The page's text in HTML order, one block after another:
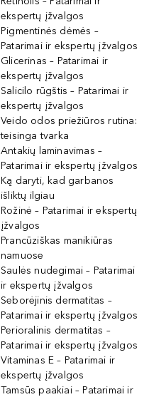
ekspertų įžvalgos
Pigmentinės dėmės –
Patarimai ir ekspertų įžvalgos
Glicerinas – Patarimai ir
ekspertų įžvalgos
Salicilo rūgštis – Patarimai ir
ekspertų įžvalgos
Veido odos priežiūros rutina:
teisinga tvarka
Antakių laminavimas –
Patarimai ir ekspertų įžvalgos
Ką daryti, kad garbanos
išliktų ilgiau
Rožinė – Patarimai ir ekspertų
įžvalgos
Prancūziškas manikiūras
namuose
Saulės nudegimai – Patarimai
ir ekspertų įžvalgos
Seborėjinis dermatitas –
Patarimai ir ekspertų įžvalgos
Perioralinis dermatitas –
Patarimai ir ekspertų įžvalgos
Vitaminas E – Patarimai ir
ekspertų įžvalgos
Tamsūs paakiai – Patarimai ir